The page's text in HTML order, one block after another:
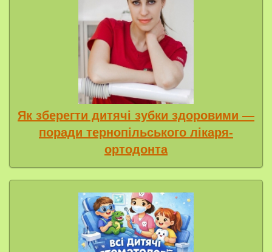
Як зберегти дитячі зубки здоровими —
поради тернопільського лікаря-
ортодонта